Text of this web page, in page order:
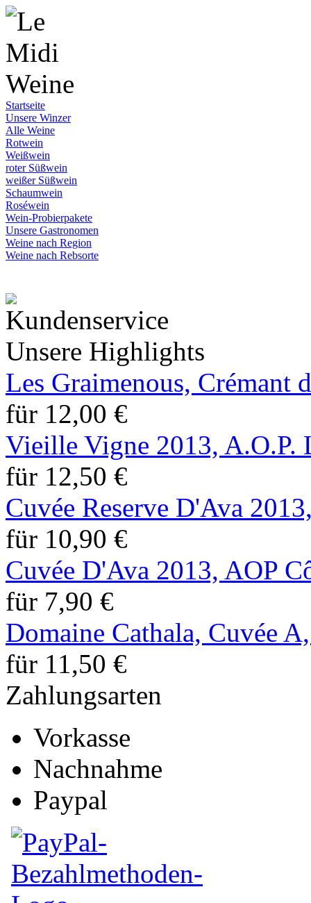
Startseite
Unsere Winzer
Alle Weine
Rotwein
Weißwein
roter Süßwein
weißer Süßwein
Schaumwein
Roséwein
Wein-Probierpakete
Unsere Gastronomen
Weine nach Region
Weine nach Rebsorte
Unsere Highlights
Les Graimenous, Crémant
für 12,00 €
Vieille Vigne 2013, A.O.P.
für 12,50 €
Cuvée Reserve D'Ava
für 10,90 €
Cuvée D'Ava 2013, AOP
für 7,90 €
Domaine Cathala, Cuvée
für 11,50 €
Zahlungsarten
Vorkasse
Nachnahme
Paypal